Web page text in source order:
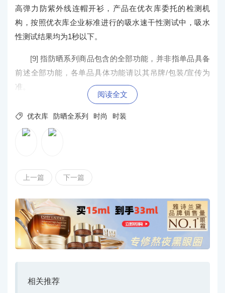
高弹力防紫外线连帽开衫，产品在优衣库委托的检测机
构，按照优衣库企业标准进行的吸水速干性测试中，吸水
性测试结果均为1秒以下。
[9] 指防晒系列商品包含的全部功能，并非指单品具备
前述全部功能，各单品具体功能请以其吊牌/包装/宣传为
准。
阅读全文
 优衣库 防晒全系列 时尚 时装
上一篇 下一篇
相关推荐